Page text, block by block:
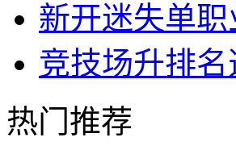
新开迷失单
竞技场升排
热门推荐